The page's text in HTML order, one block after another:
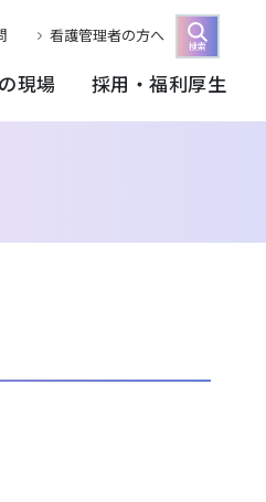
看護管理者の方へ
検索
現場 採用・福利厚生